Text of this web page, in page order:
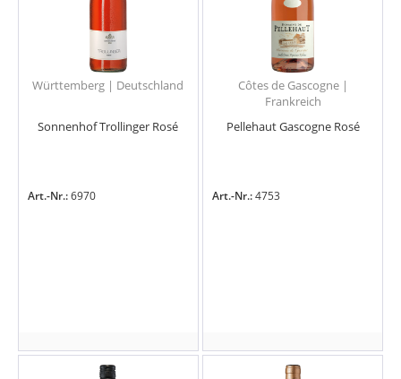
Württemberg | Deutschland
Sonnenhof Trollinger Rosé
Art.-Nr.:6970
Côtes de Gascogne |
Frankreich
Pellehaut Gascogne Rosé
Art.-Nr.:4753